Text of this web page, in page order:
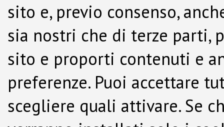
sito e, previo consenso,
sia nostri che di terze parti,
sito e proporti contenuti e
preferenze. Puoi accettare
scegliere quali attivare. Se